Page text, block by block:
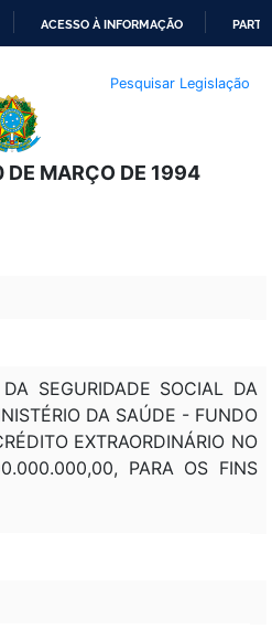
O
CONTEÚDO
ACESSO À INFORMAÇÃO
Pesquisar Legislação
DE MARÇO DE 1994
SEGURIDADE SOCIAL DA
DA SAÚDE - FUNDO
EXTRAORDINÁRIO NO
PARA OS FINS